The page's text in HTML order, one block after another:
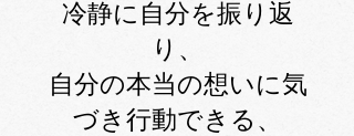
冷静に自分を振り返
り、
自分の本当の想いに気
づき行動できる、